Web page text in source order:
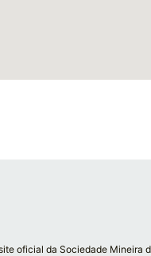
oficial da Sociedade Mineira